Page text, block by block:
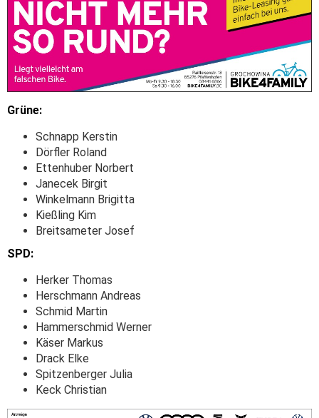
Grüne:
Schnapp Kerstin
Dörfler Roland
Ettenhuber Norbert
Janecek Birgit
Winkelmann Brigitta
Kießling Kim
Breitsameter Josef
SPD:
Herker Thomas
Herschmann Andreas
Schmid Martin
Hammerschmid Werner
Käser Markus
Drack Elke
Spitzenberger Julia
Keck Christian